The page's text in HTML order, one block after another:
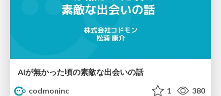
AIが無かった頃の素敵な出会いの話
codmoninc
1 380